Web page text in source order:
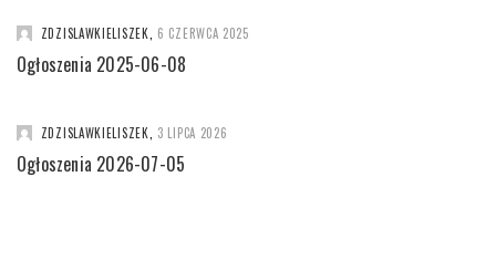
ZDZISLAWKIELISZEK 6 CZERWCA 2025
Ogłoszenia 2025-06-08
ZDZISLAWKIELISZEK 3 LIPCA 2026
Ogłoszenia 2026-07-05